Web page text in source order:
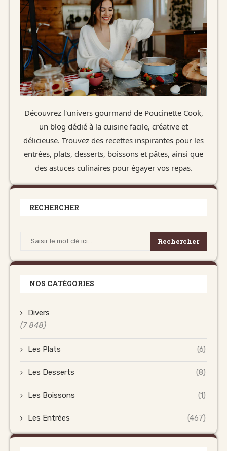
Découvrez l'univers gourmand de Poucinette Cook,
un blog dédié à la cuisine facile, créative et
délicieuse. Trouvez des recettes inspirantes pour les
entrées, plats, desserts, boissons et pâtes, ainsi que
des astuces culinaires pour égayer vos repas.
RECHERCHER
Rechercher
NOS CATÉGORIES
Divers
(7 848)
Les Plats (6)
Les Desserts (8)
Les Boissons (1)
Les Entrées (467)